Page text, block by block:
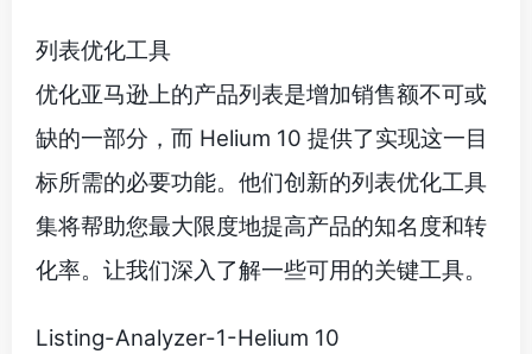
列表优化工具
优化亚马逊上的产品列表是增加销售额不可或
缺的一部分，而 Helium 10 提供了实现这一目
标所需的必要功能。他们创新的列表优化工具
集将帮助您最大限度地提高产品的知名度和转
化率。让我们深入了解一些可用的关键工具。
Listing-Analyzer-1-Helium 10